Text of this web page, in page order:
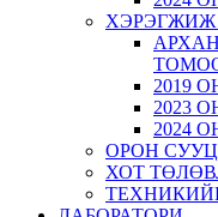
ХЭРЭГЖИЖ
2019
2023
2024
ОРОН СУУЦ
ХОТ